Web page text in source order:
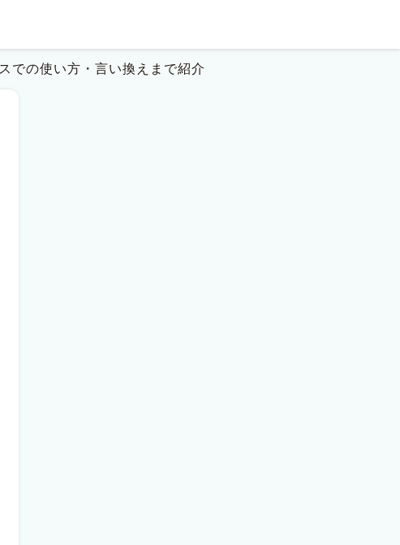
での使い方・言い換えまで紹介